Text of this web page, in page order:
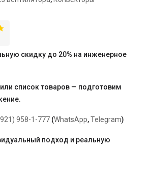
скидку до 20% на инженерное
список товаров — подготовим
958-1-777 (WhatsApp,Telegram)
подход и реальную